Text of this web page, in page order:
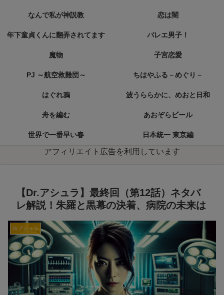
なんで私が神説教 恋は闇
年下童貞くんに翻弄されてます バレエ男子！
魔物 子宮恋愛
PJ ～航空救難団～ ちはやふる－めぐり－
はぐれ鴉 波うららかに、めおと日和
舟を編む あおぞらビール
世界で一番早い春 日本統一 東京編
アフィリエイト広告を利用しています
【Dr.アシュラ】最終回（第12話）ネタバ
レ解説！朱羅と黒幕の決着、病院の未来は
Dr.アシュラ